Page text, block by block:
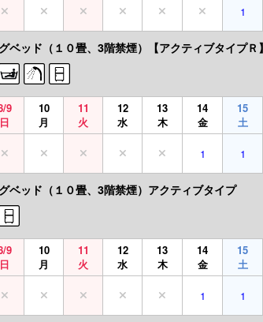
1
ベッド（１０畳、3階禁煙）【アクティブタイプＲ】
9
日
10
月
11
火
12
水
13
木
14
金
15
土
1 1
ベッド（１０畳、3階禁煙）アクティブタイプ
9
日
10
月
11
火
12
水
13
木
14
金
15
土
1 1